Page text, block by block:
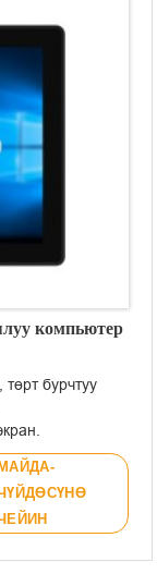
компьютер
бурчтуу
жасалган,
иштелип
МАЙДА-